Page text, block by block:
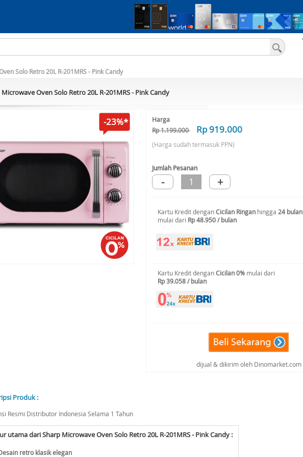
Solo Retro 20L R-201MRS - Pink Candy
Oven Solo Retro 20L R-201MRS - Pink Candy
-23%*
Harga
Rp 1.199.000
Rp 919.000
(Harga sudah termasuk PPN)
Jumlah Pesanan
- 1 +
Kartu Kredit denganCicilan Ringan hingga 24 bulan
mulai dari Rp 48.950 / bulan
Kartu Kredit denganCicilan 0% mulai dari
Rp 39.058 / bulan
dijual & dikirim oleh Dinomarket.com
Produk :
Resmi Distributor Indonesia Selama 1 Tahun
utama dari Sharp Microwave Oven Solo Retro 20L R-201MRS - Pink Candy :
retro klasik elegan